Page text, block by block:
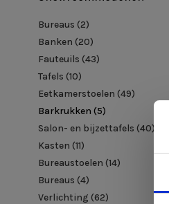
Bureaus (2)
Banken (20)
Fauteuils (43)
Tafels (10)
Eetkamerstoelen (49)
Barkrukken (5)
Salon- en bijzettafels (40)
Kasten (11)
Bureaustoelen (14)
Bureaus (4)
Verlichting (62)